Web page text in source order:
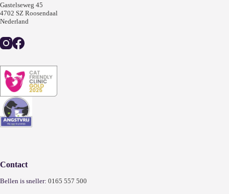
Gastelseweg 45
4702 SZ Roosendaal
Nederland
Contact
Bellen is sneller: 0165 557 500